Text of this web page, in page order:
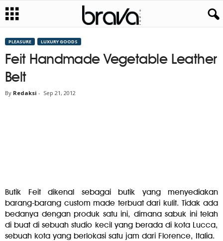
PLEASURE LUXURY GOODS
Feit Handmade Vegetable Leather
Belt
By Redaksi - Sep 21, 2012
Butik Feit dikenal sebagai butik yang menyediakan
barang-barang custom made terbuat dari kulit. Tidak ada
bedanya dengan produk satu ini, dimana sabuk ini telah
di buat di sebuah studio kecil yang berada di kota Lucca,
sebuah kota yang berlokasi satu jam dari Florence, Italia.